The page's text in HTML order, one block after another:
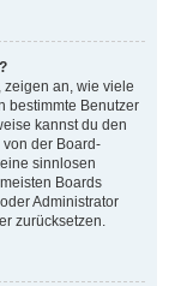
zeigen an, wie viele
bestimmte Benutzer
kannst du den
der Board-
sinnlosen
Boards
Administrator
zurücksetzen.